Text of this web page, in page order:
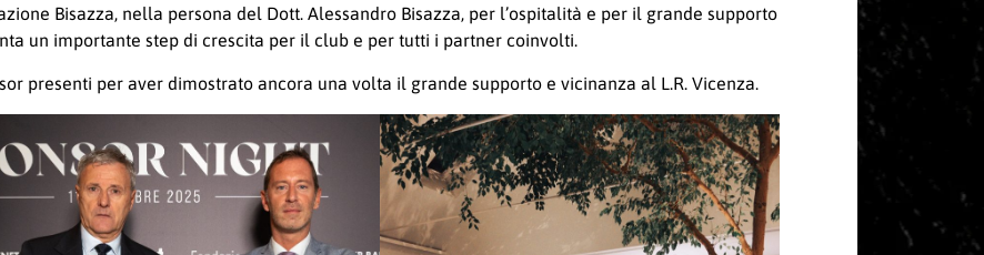
Bisazza, nella persona del Dott. Alessandro Bisazza, per l’ospitalità e per il grande supporto
un importante step di crescita per il club e per tutti i partner coinvolti.
presenti per aver dimostrato ancora una volta il grande supporto e vicinanza al L.R. Vicenza.